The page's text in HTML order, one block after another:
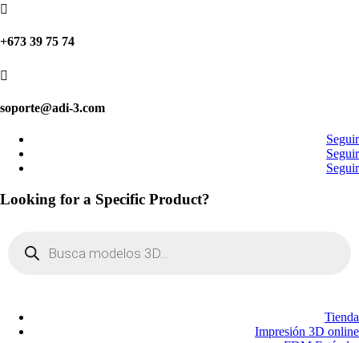

+673 39 75 74

soporte@adi-3.com
Seguir
Seguir
Seguir
Looking for a Specific Product?
productos
Tienda
Impresión 3D online